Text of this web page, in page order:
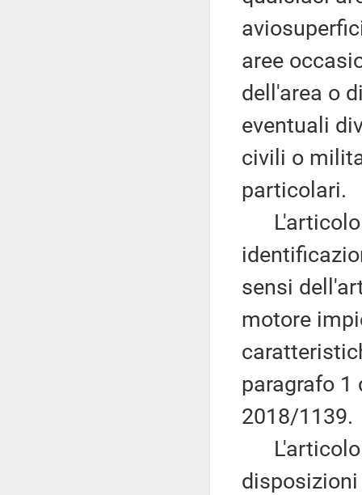
aree
dell'area o
eventuali
civili o
particolari.
L'articolo
sensi
motore
paragrafo 1
2018/1139.
L'articolo